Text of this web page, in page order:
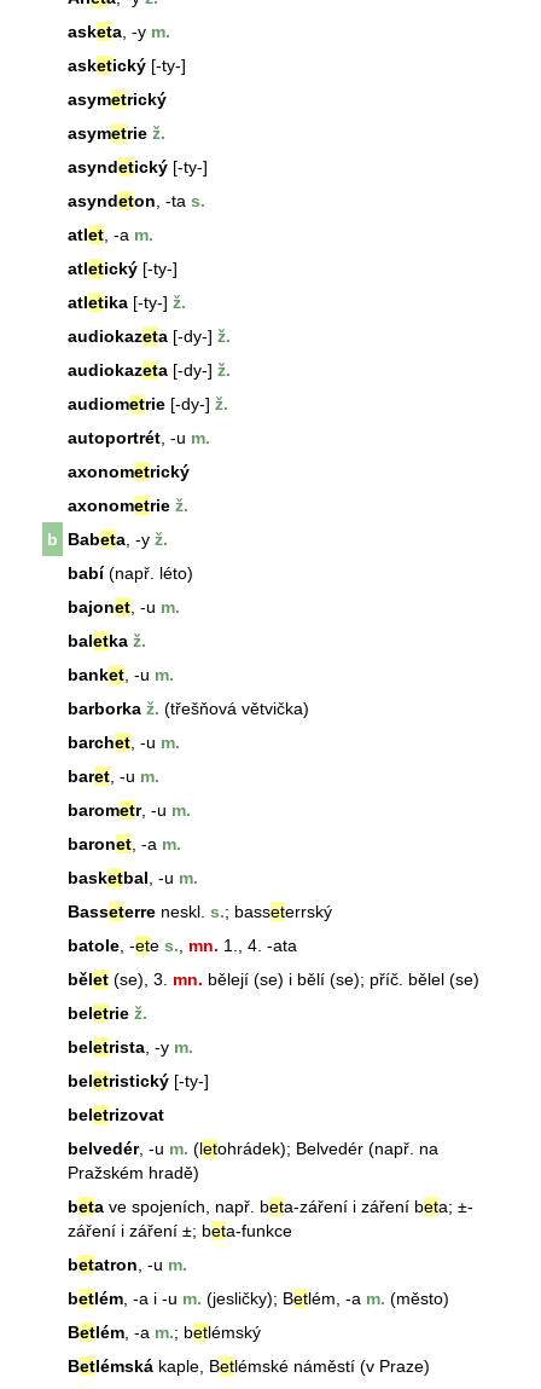
asketa , -y m.
asketický [-ty-]
asymetrický
asymetrie ž.
asyndetický [-ty-]
asyndeton , -ta s.
atlet , -a m.
atletický [-ty-]
atletika [-ty-] ž.
audiokazeta [-dy-] ž.
audiokazeta [-dy-] ž.
audiometrie [-dy-] ž.
autoportrét , -u m.
axonometrický
axonometrie ž.
b
Babeta , -y ž.
babí(např. léto)
bajonet , -u m.
baletka ž.
banket , -u m.
barborka ž. (třešňová větvička)
barchet , -u m.
baret , -u m.
barometr, -u m.
baronet , -a m.
basketbal , -u m.
Basseterre neskl. s.; basseterrský
batole , -ete s. mn. 1., 4. -ata
bělet (se), 3. mn. bělejí (se) i bělí (se); příč. bělel (se)
beletrie ž.
beletrista , -y m.
beletristický [-ty-]
beletrizovat
belvedér, -u m. (letohrádek); Belvedér (např. na
Pražském hradě)
beta ve spojeních, např. beta-záření i záření beta; ±-
záření i záření ±; beta-funkce
betatron , -u m.
betlém , -a i -u m. (jesličky); Betlém, -a m. (město)
Betlém , -a m.; betlémský
Betlémská kaple, Betlémské náměstí (v Praze)